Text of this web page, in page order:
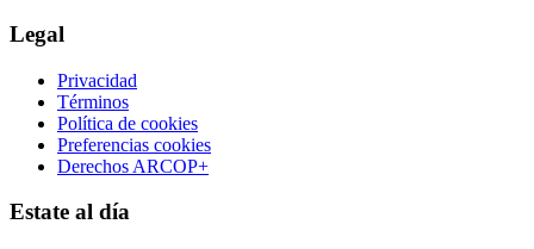
Legal
Privacidad
Términos
Política de cookies
Preferencias cookies
Derechos ARCOP+
Estate al día